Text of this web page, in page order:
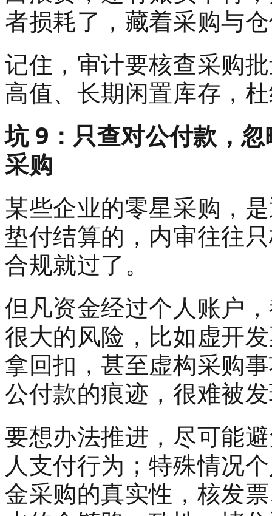
者损耗了，藏着采购与
记住，审计要核查采购
高值、长期闲置库存，
坑 9：只查对公付款，
采购
某些企业的零星采购，
垫付结算的，内审往往
合规就过了。
但凡资金经过个人账户
很大的风险，比如虚开
拿回扣，甚至虚构采购
公付款的痕迹，很难被
要想办法推进，尽可能
人支付行为；特殊情况
金采购的真实性，核发